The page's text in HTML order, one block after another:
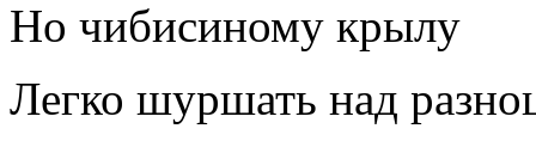
Но чибисиному крылу
Легко шуршать над